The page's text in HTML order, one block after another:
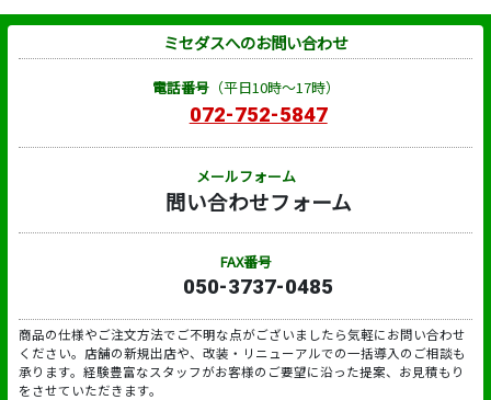
ミセダスへのお問い合わせ
電話番号（平日10時～17時）
072-752-5847
メールフォーム
問い合わせフォーム
FAX番号
050-3737-0485
商品の仕様やご注文方法でご不明な点がございましたら気軽にお問い合わせ
ください。店舗の新規出店や、改装・リニューアルでの一括導入のご相談も
承ります。経験豊富なスタッフがお客様のご要望に沿った提案、お見積もり
をさせていただきます。